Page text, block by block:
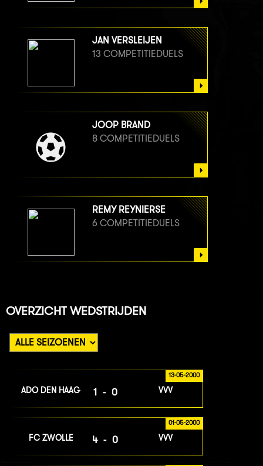
JAN VERSLEIJEN
13 COMPETITIEDUELS
JOOP BRAND
8 COMPETITIEDUELS
REMY REYNIERSE
6 COMPETITIEDUELS
OVERZICHT WEDSTRIJDEN
13-05-2000
ADO DEN HAAG 1-0 VVV
01-05-2000
FC ZWOLLE 4-0 VVV